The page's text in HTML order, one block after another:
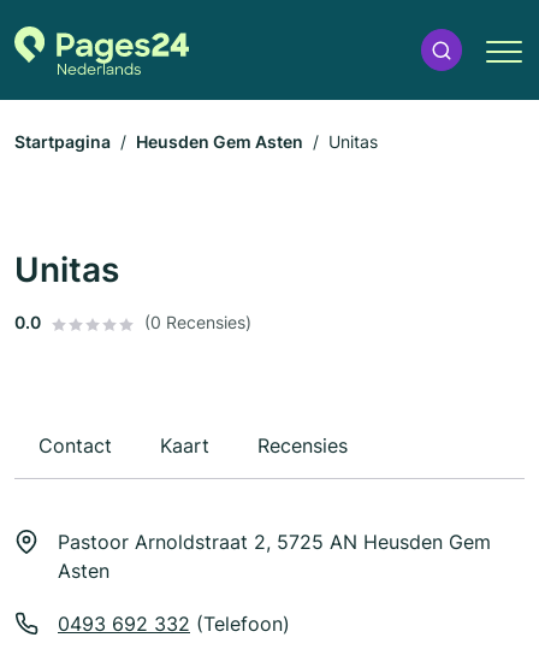
Startpagina Heusden Gem Asten Unitas
Unitas
0.0 (0 Recensies)
Contact Kaart Recensies
Pastoor Arnoldstraat 2, 5725 AN Heusden Gem
Asten
0493 692 332 (Telefoon)